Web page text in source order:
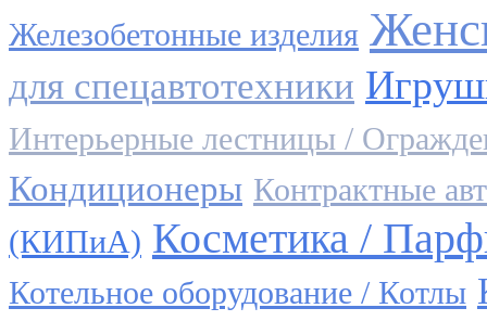
Железобетонные изделия
для спецавтотехники
Интерьерные лестницы /
Кондиционеры Контрактные
(КИПиА) Косметика /
Котельное оборудование / Котлы